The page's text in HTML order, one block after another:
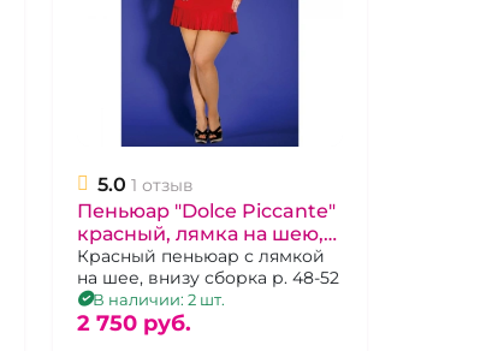
5.0 1 отзыв
Пеньюар "Dolce Piccante"
красный, лямка на шею,
внизу сборка
Красный пеньюар с лямкой
на шее, внизу сборка р. 48-52
В наличии: 2 шт.
2 750 pуб.